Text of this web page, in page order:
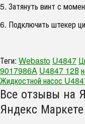
5. Затянуть винт с
6. Подключить штекер
Теги: Webasto U4847
9017986A U4847 12В
Жидкостной насос
Все отзывы на
Яндекс Маркете